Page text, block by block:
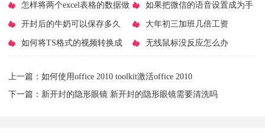
得〕这句话的？
​怎样将两个excel表格的数据做
差异对比
​如果把微信的语音设置成为手
机铃声
​开封后的牛奶可以保存多久 ​大年初三加班几倍工资
​如何将TS格式的视频转换成 ​无线鼠标没反应怎么办
上一篇： ​如何使用office 2010 toolkit激活office 2010
下一篇： ​新开封的隐形眼镜 新开封的隐形眼镜需要清洗吗